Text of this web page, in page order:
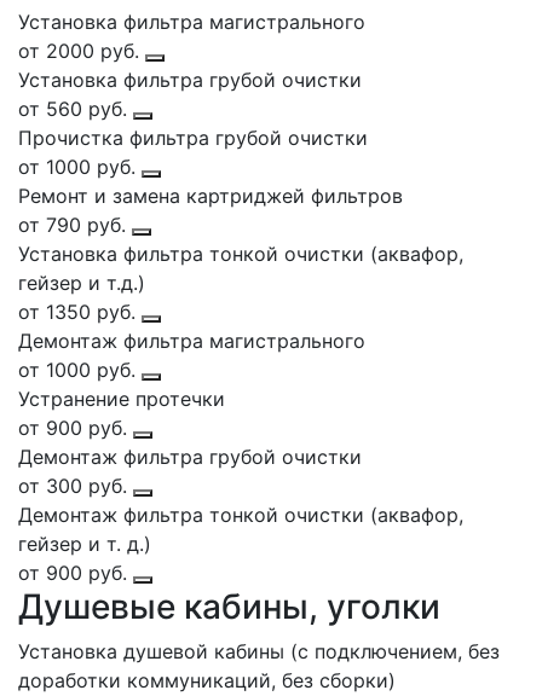
Установка фильтра магистрального
от 2000 руб.
Установка фильтра грубой очистки
от 560 руб.
Прочистка фильтра грубой очистки
от 1000 руб.
Ремонт и замена картриджей фильтров
от 790 руб.
Установка фильтра тонкой очистки (аквафор,
гейзер и т.д.)
от 1350 руб.
Демонтаж фильтра магистрального
от 1000 руб.
Устранение протечки
от 900 руб.
Демонтаж фильтра грубой очистки
от 300 руб.
Демонтаж фильтра тонкой очистки (аквафор,
гейзер и т. д.)
от 900 руб.
Душевые кабины, уголки
Установка душевой кабины (с подключением, без
доработки коммуникаций, без сборки)